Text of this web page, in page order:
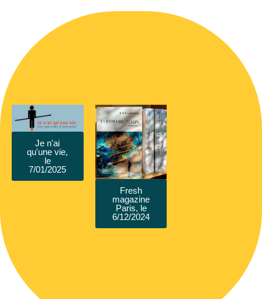
Je n'ai
qu'une vie,
le
7/01/2025
Fresh
magazine
Paris, le
6/12/2024